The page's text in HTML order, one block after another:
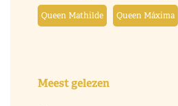
Queen Mathilde Queen Máxima
Meest gelezen